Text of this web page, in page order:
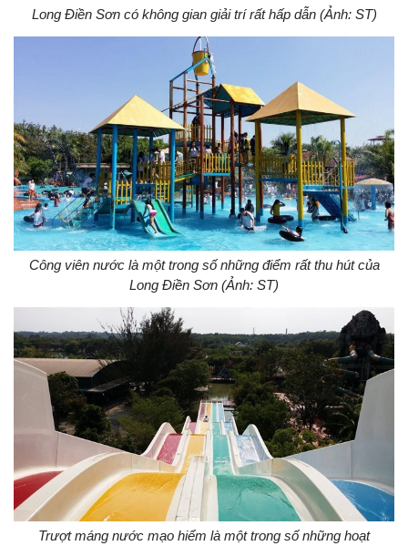
Long Điền Sơn có không gian giải trí rất hấp dẫn (Ảnh: ST)
Công viên nước là một trong số những điểm rất thu hút của
Long Điền Sơn (Ảnh: ST)
Trượt máng nước mạo hiểm là một trong số những hoạt